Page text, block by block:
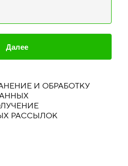
Далее
И ОБРАБОТКУ
РАССЫЛОК